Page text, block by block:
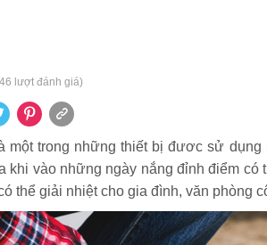
lượt đánh giá)
một trong những thiết bị đươc sử
khi vào những ngày nắng đỉnh điểm
thể giải nhiệt cho gia đình, văn phòng